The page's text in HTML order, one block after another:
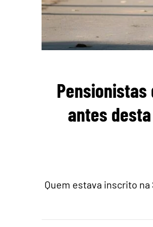
Pensionistas
antes
Quem estava inscrito